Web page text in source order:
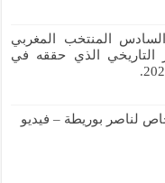
المنتخب المغربي
التاريخي الذي حققه في
لناصر بوريطة – فيديو